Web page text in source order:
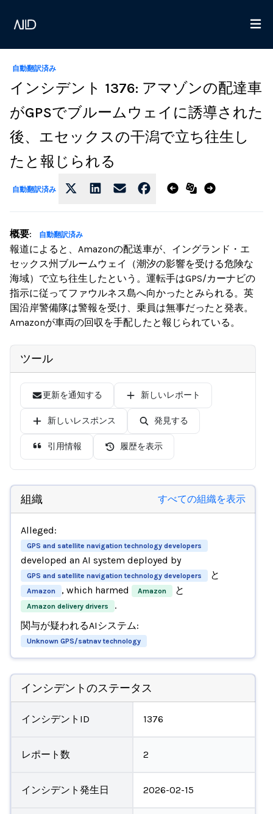
自動翻訳済み
インシデント 1376: アマゾンの配達車
がGPSでブルームウェイに誘導された
後、エセックスの干潟で立ち往生し
たと報じられる
自動翻訳済み
概要: 自動翻訳済み
報道によると、Amazonの配送車が、イングランド・エ
セックス州ブルームウェイ（潮汐の影響を受ける危険な
海域）で立ち往生したという。運転手はGPS/カーナビの
指示に従ってファウルネス島へ向かったとみられる。英
国沿岸警備隊は警報を受け、乗員は無事だったと発表。
Amazonが車両の回収を手配したと報じられている。
ツール
更新を通知する 新しいレポート
新しいレスポンス 発見する
引用情報 履歴を表示
組織 すべての組織を表示
Alleged:
GPS and satellite navigation technology developers
developed an AI system deployed by
GPS and satellite navigation technology developers と
Amazon , which harmed Amazon と
Amazon delivery drivers
.
関与が疑われるAIシステム:
Unknown GPS/satnav technology
インシデントのステータス
インシデントID 1376
レポート数 2
インシデント発生日 2026-02-15